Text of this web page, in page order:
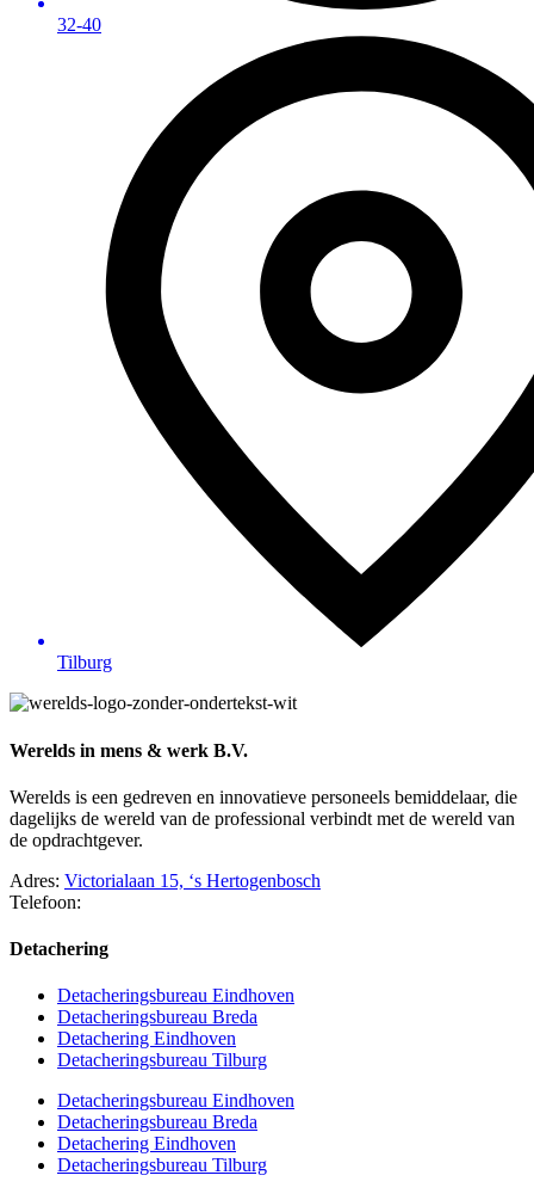
32-40
Tilburg
Werelds in mens & werk B.V.
Werelds is een gedreven en innovatieve personeels bemiddelaar, die
dagelijks de wereld van de professional verbindt met de wereld van
de opdrachtgever.
Adres: Victorialaan 15, ‘s Hertogenbosch
Telefoon:
Detachering
Detacheringsbureau Eindhoven
Detacheringsbureau Breda
Detachering Eindhoven
Detacheringsbureau Tilburg
Detacheringsbureau Eindhoven
Detacheringsbureau Breda
Detachering Eindhoven
Detacheringsbureau Tilburg